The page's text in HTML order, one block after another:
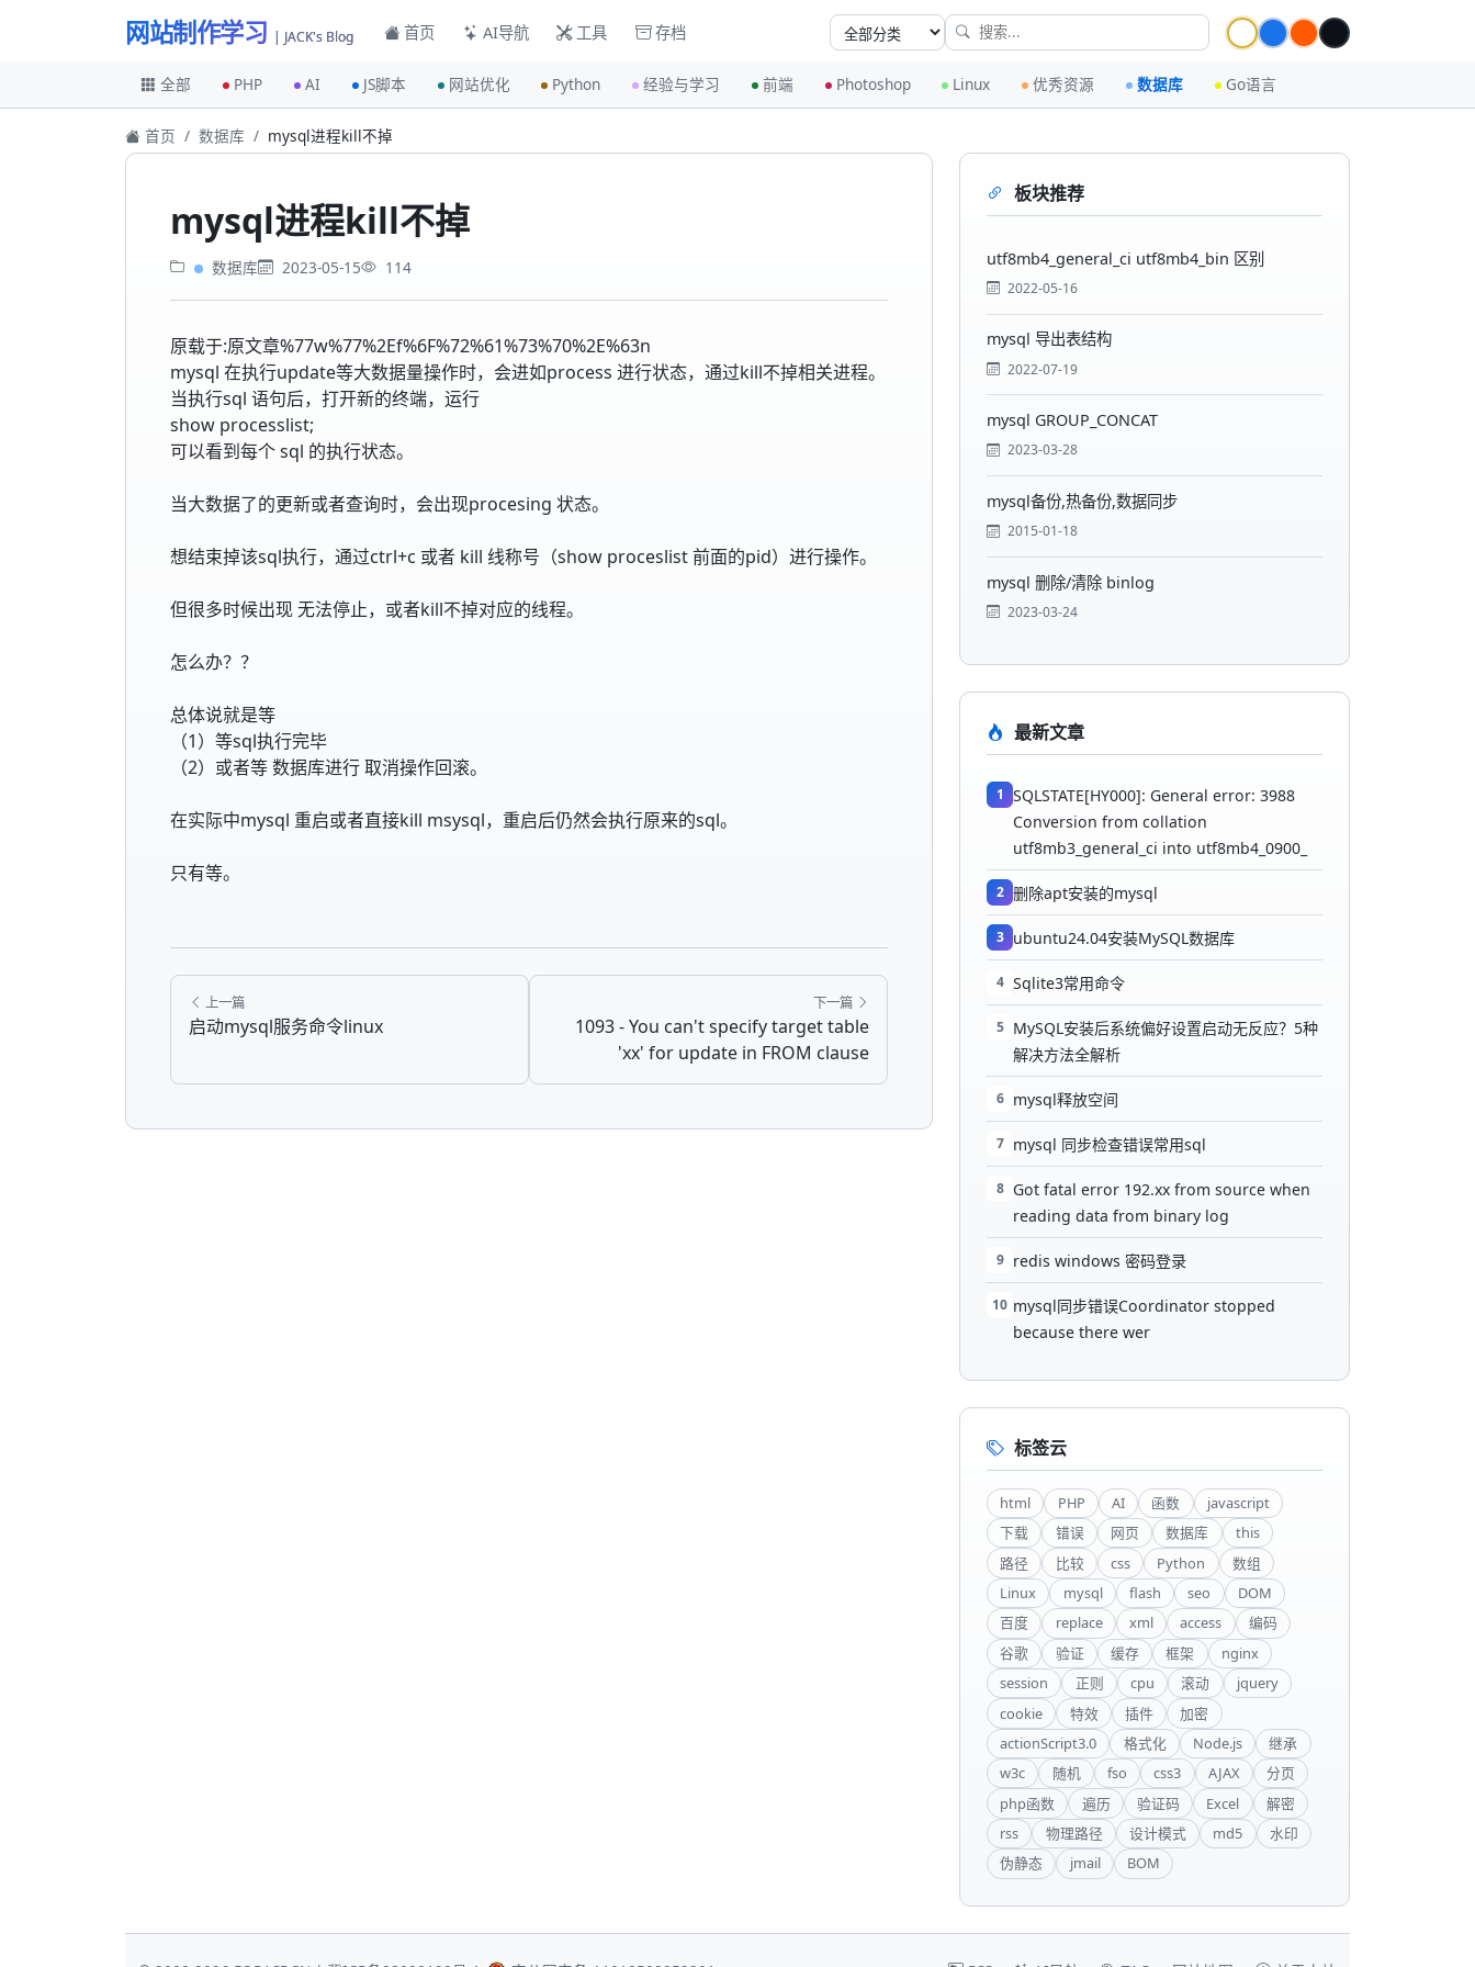
网站制作学习 | JACK's Blog 首页 AI导航 工具 存档
全部 PHP AI JS脚本 网站优化 Python 经验与学习 前端 Photoshop Linux 优秀资源 数据库 Go语言
首页 数据库 mysql进程kill不掉
mysql进程kill不掉
数据库 2023-05-15 114
原载于:原文章%77w%77%2Ef%6F%72%61%73%70%2E%63n
mysql 在执行update等大数据量操作时，会进如process 进行状态，通过kill不掉相关进程。
当执行sql 语句后，打开新的终端，运行
show processlist;
可以看到每个 sql 的执行状态。
当大数据了的更新或者查询时，会出现procesing 状态。
想结束掉该sql执行，通过ctrl+c 或者 kill 线称号（show proceslist 前面的pid）进行操作。
但很多时候出现 无法停止，或者kill不掉对应的线程。
怎么办？？
总体说就是等
（1）等sql执行完毕
（2）或者等 数据库进行 取消操作回滚。
在实际中mysql 重启或者直接kill msysql，重启后仍然会执行原来的sql。
只有等。
上一篇
启动mysql服务命令linux
下一篇
1093 - You can't specify target table
'xx' for update in FROM clause
板块推荐
utf8mb4_general_ci utf8mb4_bin 区别
2022-05-16
mysql 导出表结构
2022-07-19
mysql GROUP_CONCAT
2023-03-28
mysql备份,热备份,数据同步
2015-01-18
mysql 删除/清除 binlog
2023-03-24
最新文章
1 SQLSTATE[HY000]: General error: 3988
Conversion from collation
utf8mb3_general_ci into utf8mb4_0900_
2 删除apt安装的mysql
3 ubuntu24.04安装MySQL数据库
4 Sqlite3常用命令
5 MySQL安装后系统偏好设置启动无反应？5种
解决方法全解析
6 mysql释放空间
7 mysql 同步检查错误常用sql
8 Got fatal error 192.xx from source when
reading data from binary log
9 redis windows 密码登录
10 mysql同步错误Coordinator stopped
because there wer
标签云
html PHP AI 函数
javascript
下载
错误 网页 数据库
this
路径
比较 css Python
数组
Linux
mysql flash seo
DOM
百度
replace xml access
编码
谷歌
验证 缓存 框架
nginx
session
正则 cpu 滚动
jquery
cookie
特效 插件
加密
actionScript3.0
格式化 Node.js
继承
w3c
随机 fso css3 AJAX
分页
php函数
遍历 验证码 Excel
解密
rss
物理路径 设计模式 md5
水印
伪静态
jmail BOM